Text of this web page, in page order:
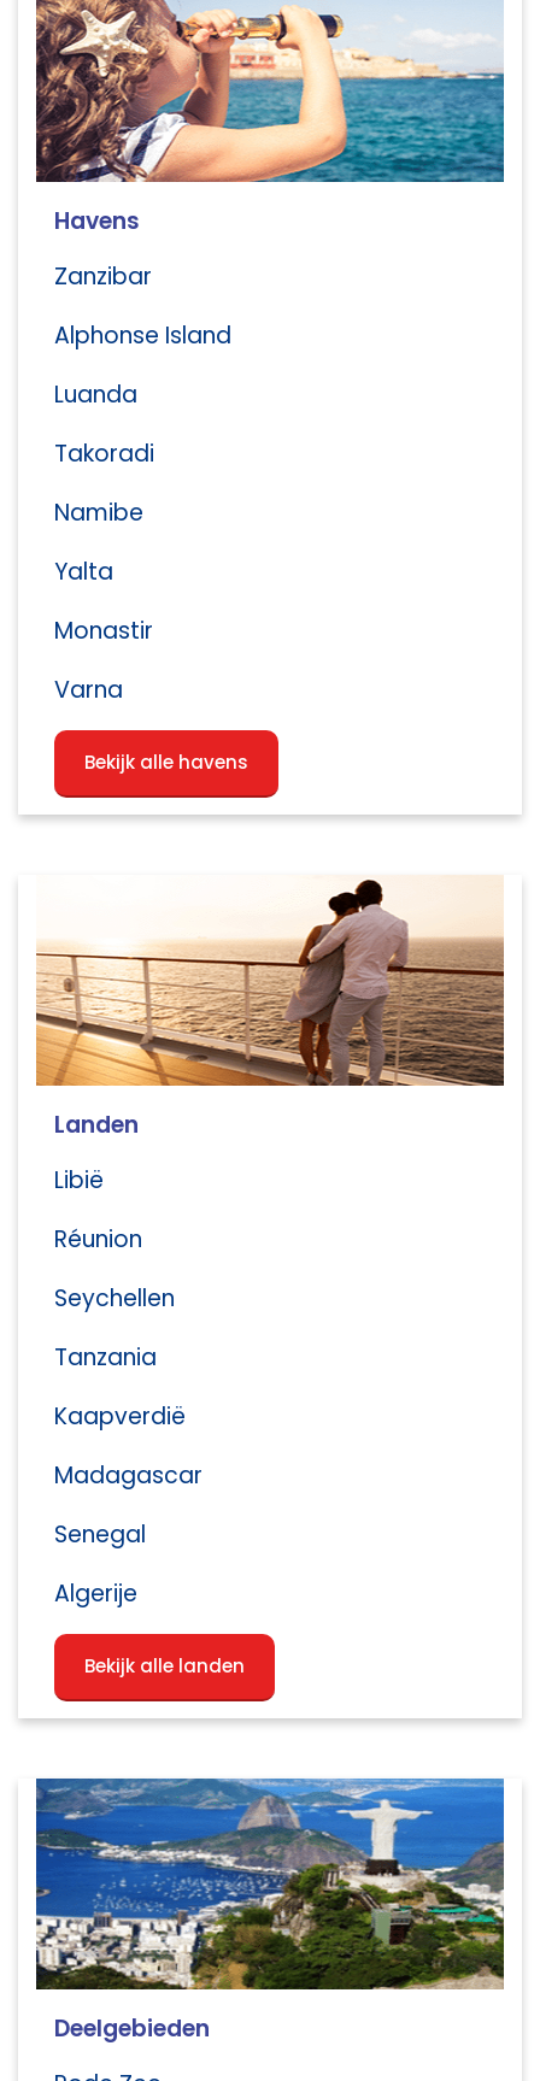
Havens
Zanzibar
Alphonse Island
Luanda
Takoradi
Namibe
Yalta
Monastir
Varna
Bekijk alle havens
Landen
Libië
Réunion
Seychellen
Tanzania
Kaapverdië
Madagascar
Senegal
Algerije
Bekijk alle landen
Deelgebieden